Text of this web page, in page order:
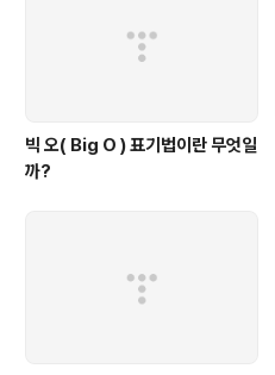
빅 오( Big O ) 표기법이란 무엇일
까?